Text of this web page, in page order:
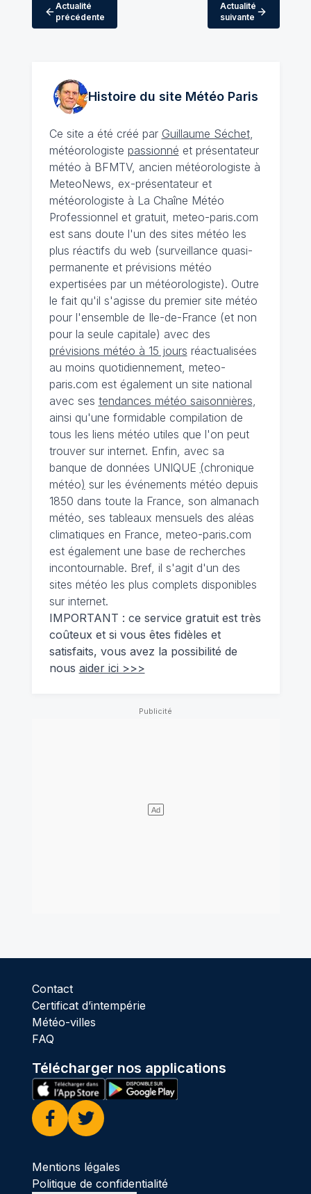
Actualité
précédente
Actualité
suivante
Histoire du site MétéoParis
Ce site a été créé par Guillaume Séchet,
météorologiste passionné et présentateur
météo à BFMTV, ancien météorologiste à
MeteoNews, ex-présentateur et
météorologiste à La Chaîne Météo
Professionnel et gratuit, meteo-paris.com
est sans doute l'un des sites météo les
plus réactifs du web (surveillance quasi-
permanente et prévisions météo
expertisées par un météorologiste). Outre
le fait qu'il s'agisse du premier site météo
pour l'ensemble de Ile-de-France (et non
pour la seule capitale) avec des
prévisions météo à 15 jours réactualisées
au moins quotidiennement, meteo-
paris.com est également un site national
avec ses tendances météo saisonnières,
ainsi qu'une formidable compilation de
tous les liens météo utiles que l'on peut
trouver sur internet. Enfin, avec sa
banque de données UNIQUE (chronique
météo) sur les événements météo depuis
1850 dans toute la France, son almanach
météo, ses tableaux mensuels des aléas
climatiques en France, meteo-paris.com
est également une base de recherches
incontournable. Bref, il s'agit d'un des
sites météo les plus complets disponibles
sur internet.
IMPORTANT : ce service gratuit est très
coûteux et si vous êtes fidèles et
satisfaits, vous avez la possibilité de
nous aider ici >>>
Contact
Certificat d’intempérie
Météo-villes
FAQ
Télécharger nos applications
Facebook
Twitter
Mentions légales
Politique de confidentialité